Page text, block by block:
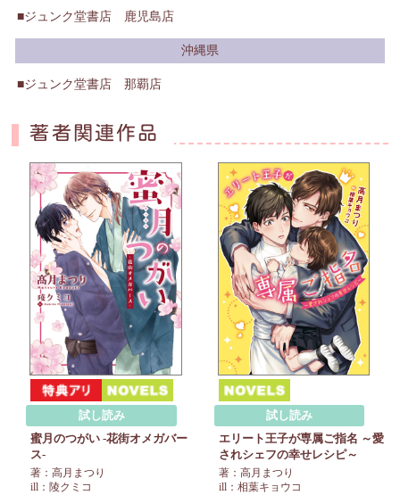
ジュンク堂書店 鹿児島店
沖縄県
ジュンク堂書店 那覇店
著者関連作品
試し読み
蜜月のつがい -花街オメガバー
ス-
著：高月まつり
ill：陵クミコ
試し読み
エリート王子が専属ご指名 ～愛
されシェフの幸せレシピ～
著：高月まつり
ill：相葉キョウコ